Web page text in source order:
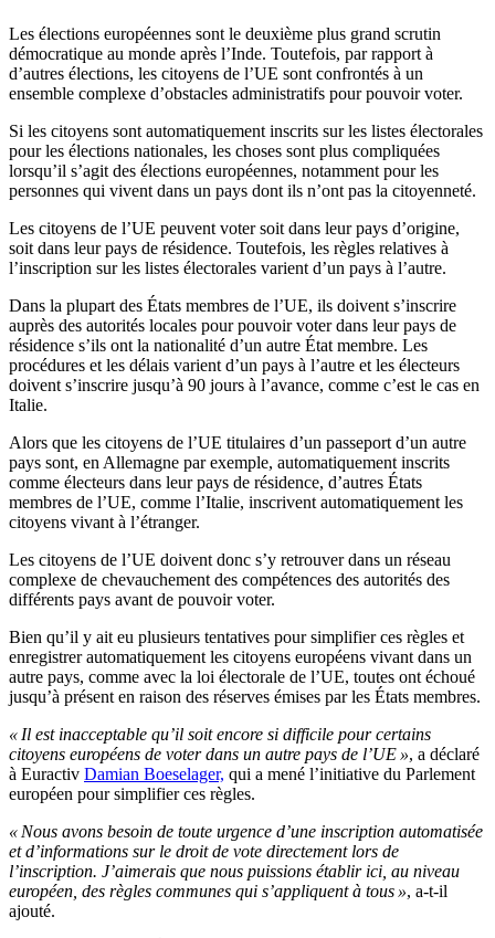
Les élections européennes sont le deuxième plus grand scrutin
démocratique au monde après l’Inde. Toutefois, par rapport à
d’autres élections, les citoyens de l’UE sont confrontés à un
ensemble complexe d’obstacles administratifs pour pouvoir voter.
Si les citoyens sont automatiquement inscrits sur les listes électorales
pour les élections nationales, les choses sont plus compliquées
lorsqu’il s’agit des élections européennes, notamment pour les
personnes qui vivent dans un pays dont ils n’ont pas la citoyenneté.
Les citoyens de l’UE peuvent voter soit dans leur pays d’origine,
soit dans leur pays de résidence. Toutefois, les règles relatives à
l’inscription sur les listes électorales varient d’un pays à l’autre.
Dans la plupart des États membres de l’UE, ils doivent s’inscrire
auprès des autorités locales pour pouvoir voter dans leur pays de
résidence s’ils ont la nationalité d’un autre État membre. Les
procédures et les délais varient d’un pays à l’autre et les électeurs
doivent s’inscrire jusqu’à 90 jours à l’avance, comme c’est le cas en
Italie.
Alors que les citoyens de l’UE titulaires d’un passeport d’un autre
pays sont, en Allemagne par exemple, automatiquement inscrits
comme électeurs dans leur pays de résidence, d’autres États
membres de l’UE, comme l’Italie, inscrivent automatiquement les
citoyens vivant à l’étranger.
Les citoyens de l’UE doivent donc s’y retrouver dans un réseau
complexe de chevauchement des compétences des autorités des
différents pays avant de pouvoir voter.
Bien qu’il y ait eu plusieurs tentatives pour simplifier ces règles et
enregistrer automatiquement les citoyens européens vivant dans un
autre pays, comme avec la loi électorale de l’UE, toutes ont échoué
jusqu’à présent en raison des réserves émises par les États membres.
« Il est inacceptable qu’il soit encore si difficile pour certains
citoyens européens de voter dans un autre pays de l’UE », a déclaré
à Euractiv Damian Boeselager, qui a mené l’initiative du Parlement
européen pour simplifier ces règles.
« Nous avons besoin de toute urgence d’une inscription automatisée
et d’informations sur le droit de vote directement lors de
l’inscription. J’aimerais que nous puissions établir ici, au niveau
européen, des règles communes qui s’appliquent à tous », a-t-il
ajouté.